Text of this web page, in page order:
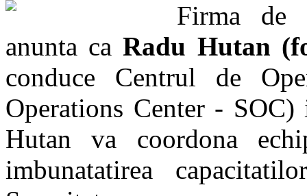
Firma de
anunta caRadu Hutan
conduce Centrul de
Operations Center -
Hutan va coordona
imbunatatirea